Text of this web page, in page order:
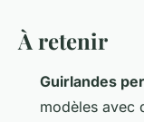
À retenir
Guirlandes
modèles avec